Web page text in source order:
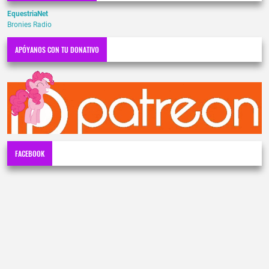
EquestriaNet
Bronies Radio
APÓYANOS CON TU DONATIVO
FACEBOOK